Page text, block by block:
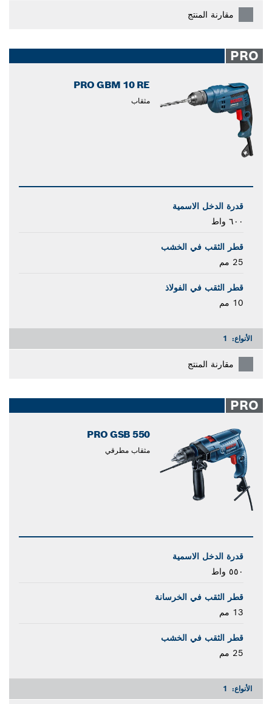
مقارنة المنتج
PRO
PRO GBM 10 RE
مثقاب
قدرة الدخل الاسمية
٦٠٠ واط
قطر الثقب في الخشب
25 مم
قطر الثقب في الفولاذ
10 مم
الأنواع: 1
مقارنة المنتج
PRO
PRO GSB 550
مثقاب مطرقي
قدرة الدخل الاسمية
٥٥٠ واط
قطر الثقب في الخرسانة
13 مم
قطر الثقب في الخشب
25 مم
الأنواع: 1